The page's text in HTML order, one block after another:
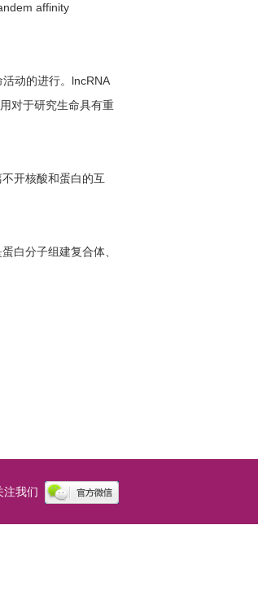
affinity
动的进行。lncRNA
对于研究生命具有重
开核酸和蛋白的互
白分子组建复合体、
注我们